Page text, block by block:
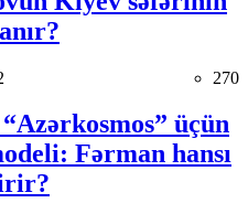
270
üçün
Fərman hansı